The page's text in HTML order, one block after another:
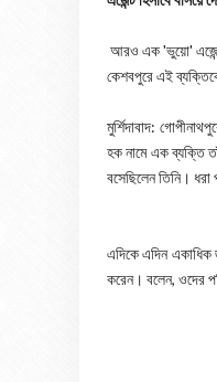
আরও এক 'ভুয়ো'
কেশবপুরে এই
মুর্শিদাবাদ:
হক নামে এক ব্যক্তি
বসেছিলেন তিনি।
এদিকে এদিন একাধিক
করেন। বলেন, ওদের